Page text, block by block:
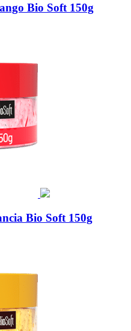
Bio Soft 150g
Bio Soft 150g